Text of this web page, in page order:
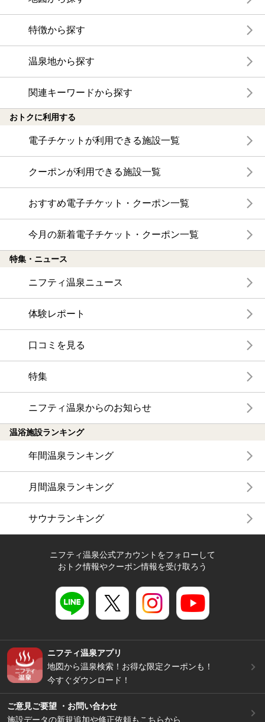
特徴から探す
温泉地から探す
関連キーワードから探す
おトクに利用する
電子チケットが利用できる施設一覧
クーポンが利用できる施設一覧
おすすめ電子チケット・クーポン一覧
今月の新着電子チケット・クーポン一覧
特集・ニュース
ニフティ温泉ニュース
体験レポート
口コミを見る
特集
ニフティ温泉からのお知らせ
温浴施設ランキング
年間温泉ランキング
月間温泉ランキング
サウナランキング
ニフティ温泉公式アカウントをフォローして
おトク情報やクーポン情報を受け取ろう
ニフティ温泉アプリ
地図から温泉検索！お得な限定クーポンも！
今すぐダウンロード！
ご意見ご要望 ・お問い合わせ
施設データの新規追加や修正依頼もこちらから